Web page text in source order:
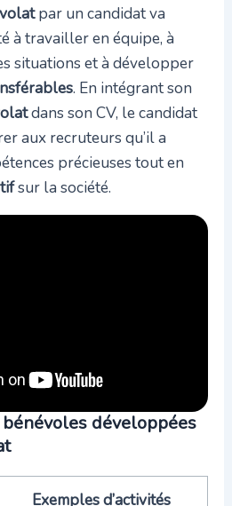
par un candidat va
à travailler en équipe, à
situations et à développer
. En intégrant son
dans son CV, le candidat
aux recruteurs qu’il a
précieuses tout en
sur la société.
développées
Exemples d’activités